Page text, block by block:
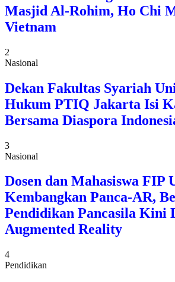
Masjid Al-Rohim, Ho Chi
Vietnam
2
Nasional
Dekan Fakultas Syariah
Hukum PTIQ Jakarta Isi
Bersama Diaspora
3
Nasional
Dosen dan Mahasiswa FIP
Kembangkan Panca-AR,
Pendidikan Pancasila Kini
Augmented Reality
4
Pendidikan